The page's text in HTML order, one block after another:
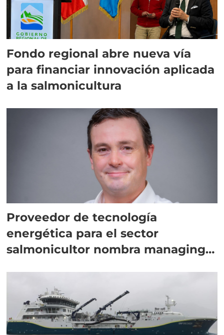
Fondo regional abre nueva vía
para financiar innovación aplicada
a la salmonicultura
Proveedor de tecnología
energética para el sector
salmonicultor nombra managing